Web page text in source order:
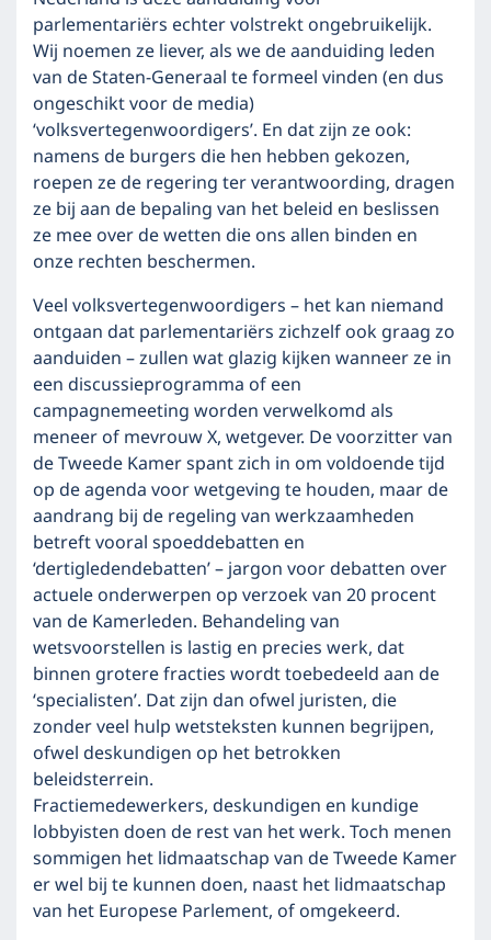
parlementariërs echter volstrekt ongebruikelijk.
Wij noemen ze liever, als we de aanduiding leden
van de Staten-Generaal te formeel vinden (en dus
ongeschikt voor de media)
‘volksvertegenwoordigers’. En dat zijn ze ook:
namens de burgers die hen hebben gekozen,
roepen ze de regering ter verantwoording, dragen
ze bij aan de bepaling van het beleid en beslissen
ze mee over de wetten die ons allen binden en
onze rechten beschermen.
Veel volksvertegenwoordigers – het kan niemand
ontgaan dat parlementariërs zichzelf ook graag zo
aanduiden – zullen wat glazig kijken wanneer ze in
een discussieprogramma of een
campagnemeeting worden verwelkomd als
meneer of mevrouw X, wetgever. De voorzitter van
de Tweede Kamer spant zich in om voldoende tijd
op de agenda voor wetgeving te houden, maar de
aandrang bij de regeling van werkzaamheden
betreft vooral spoeddebatten en
‘dertigledendebatten’ – jargon voor debatten over
actuele onderwerpen op verzoek van 20 procent
van de Kamerleden. Behandeling van
wetsvoorstellen is lastig en precies werk, dat
binnen grotere fracties wordt toebedeeld aan de
‘specialisten’. Dat zijn dan ofwel juristen, die
zonder veel hulp wetsteksten kunnen begrijpen,
ofwel deskundigen op het betrokken
beleidsterrein.
Fractiemedewerkers, deskundigen en kundige
lobbyisten doen de rest van het werk. Toch menen
sommigen het lidmaatschap van de Tweede Kamer
er wel bij te kunnen doen, naast het lidmaatschap
van het Europese Parlement, of omgekeerd.